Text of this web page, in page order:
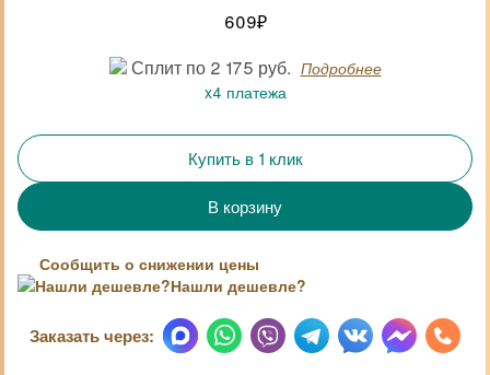
609₽
Сплит по 2 175 руб. Подробнее
x4 платежа
Купить в 1 клик
Сообщить о снижении цены
Нашли дешевле?
Заказать через: